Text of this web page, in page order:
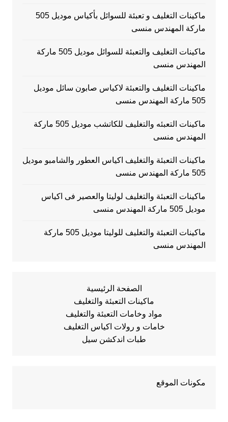
ماكينات التغليف و تعبئة للسوائل بأكياس موديل 505
ماركة المهندس منسى
ماكينات التغليف والتعبئة للسوائل موديل 505 ماركة
المهندس منسى
ماكينات التغليف والتعبئة لاكياس صابون سائل موديل
505 ماركة المهندس منسى
ماكينات التعبئه والتغليف للكاتشب موديل 505 ماركة
المهندس منسى
ماكينات التعبئة والتغليف اكياس العطور والشامبو موديل
505 ماركة المهندس منسى
ماكينات التعبئة والتغليف لوليتا والعصير فى اكياس
موديل 505 ماركة المهندس منسى
ماكينات التعبئة والتغليف للوليتا موديل 505 ماركة
المهندس منسى
الصفحة الرئيسية
ماكينات التعبئة والتغليف
مواد وخامات التعبئة والتغليف
خامات و رولات اكياس التغليف
طبات اندكشن سيل
مكونات الموقع